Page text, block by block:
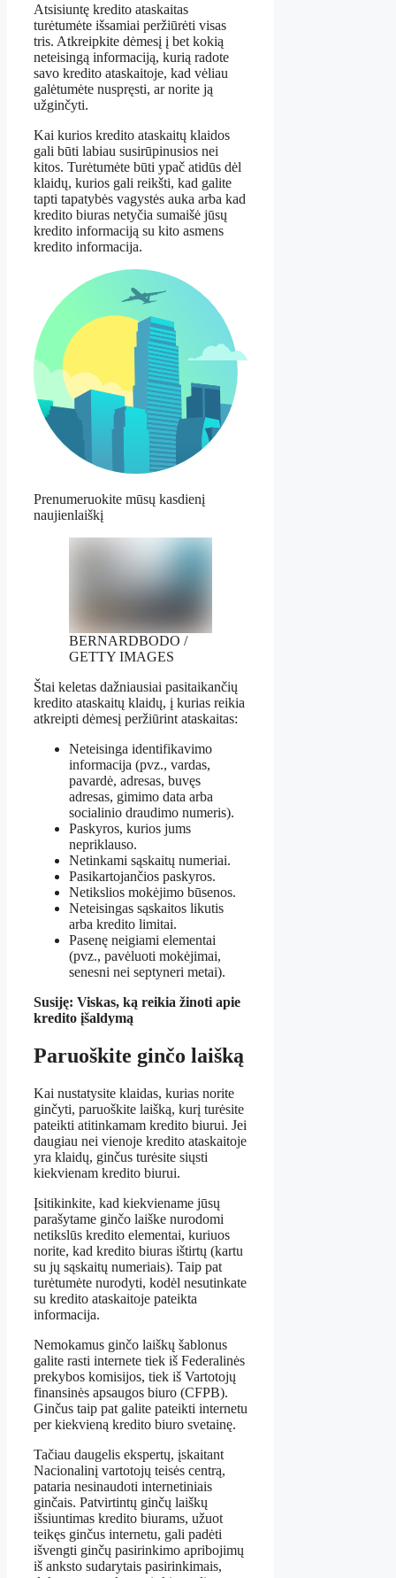
Atsisiuntę kredito ataskaitas
turėtumėte išsamiai peržiūrėti visas
tris. Atkreipkite dėmesį į bet kokią
neteisingą informaciją, kurią radote
savo kredito ataskaitoje, kad vėliau
galėtumėte nuspręsti, ar norite ją
užginčyti.
Kai kurios kredito ataskaitų klaidos
gali būti labiau susirūpinusios nei
kitos. Turėtumėte būti ypač atidūs dėl
klaidų, kurios gali reikšti, kad galite
tapti tapatybės vagystės auka arba kad
kredito biuras netyčia sumaišė jūsų
kredito informaciją su kito asmens
kredito informacija.
Prenumeruokite mūsų kasdienį
naujienlaiškį
BERNARDBODO /
GETTY IMAGES
Štai keletas dažniausiai pasitaikančių
kredito ataskaitų klaidų, į kurias reikia
atkreipti dėmesį peržiūrint ataskaitas:
Neteisinga identifikavimo
informacija (pvz., vardas,
pavardė, adresas, buvęs
adresas, gimimo data arba
socialinio draudimo numeris).
Paskyros, kurios jums
nepriklauso.
Netinkami sąskaitų numeriai.
Pasikartojančios paskyros.
Netikslios mokėjimo būsenos.
Neteisingas sąskaitos likutis
arba kredito limitai.
Pasenę neigiami elementai
(pvz., pavėluoti mokėjimai,
senesni nei septyneri metai).
Susiję: Viskas, ką reikia žinoti apie
kredito įšaldymą
Paruoškite ginčo laišką
Kai nustatysite klaidas, kurias norite
ginčyti, paruoškite laišką, kurį turėsite
pateikti atitinkamam kredito biurui. Jei
daugiau nei vienoje kredito ataskaitoje
yra klaidų, ginčus turėsite siųsti
kiekvienam kredito biurui.
Įsitikinkite, kad kiekviename jūsų
parašytame ginčo laiške nurodomi
netikslūs kredito elementai, kuriuos
norite, kad kredito biuras ištirtų (kartu
su jų sąskaitų numeriais). Taip pat
turėtumėte nurodyti, kodėl nesutinkate
su kredito ataskaitoje pateikta
informacija.
Nemokamus ginčo laiškų šablonus
galite rasti internete tiek iš Federalinės
prekybos komisijos, tiek iš Vartotojų
finansinės apsaugos biuro (CFPB).
Ginčus taip pat galite pateikti internetu
per kiekvieną kredito biuro svetainę.
Tačiau daugelis ekspertų, įskaitant
Nacionalinį vartotojų teisės centrą,
pataria nesinaudoti internetiniais
ginčais. Patvirtintų ginčų laiškų
išsiuntimas kredito biurams, užuot
teikęs ginčus internetu, gali padėti
išvengti ginčų pasirinkimo apribojimų
iš anksto sudarytais pasirinkimais,